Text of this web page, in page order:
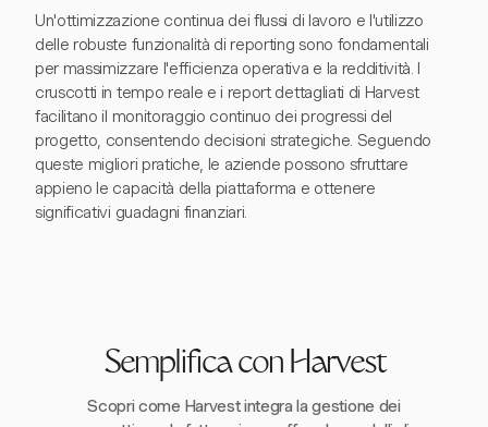
Un'ottimizzazione continua dei flussi di lavoro e l'utilizzo
delle robuste funzionalità di reporting sono fondamentali
per massimizzare l'efficienza operativa e la redditività. I
cruscotti in tempo reale e i report dettagliati di Harvest
facilitano il monitoraggio continuo dei progressi del
progetto, consentendo decisioni strategiche. Seguendo
queste migliori pratiche, le aziende possono sfruttare
appieno le capacità della piattaforma e ottenere
significativi guadagni finanziari.
Semplifica con Harvest
Scopri come Harvest integra la gestione dei